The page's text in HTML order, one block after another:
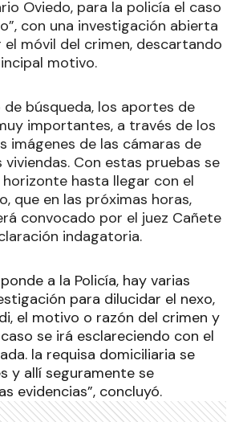
Oviedo, para la policía el caso
con una investigación abierta
móvil del crimen, descartando
motivo.
búsqueda, los aportes de
importantes, a través de los
imágenes de las cámaras de
Con estas pruebas se
hasta llegar con el
que en las próximas horas,
convocado por el juez Cañete
indagatoria.
a la Policía, hay varias
para dilucidar el nexo,
el motivo o razón del crimen y
se irá esclareciendo con el
la requisa domiciliaria se
y allí seguramente se
evidencias”, concluyó.